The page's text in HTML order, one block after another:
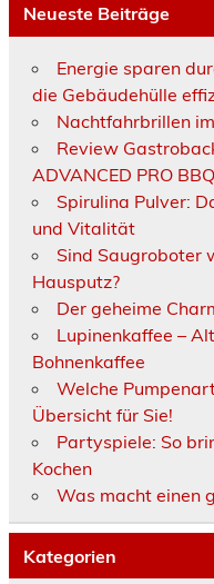
Neueste Beiträge
Energie sparen
die Gebäudehülle
Nachtfahrbrillen
Review
ADVANCED PRO BBQ
Spirulina Pulver:
und Vitalität
Sind Saugroboter
Hausputz?
Der geheime
Lupinenkaffee –
Bohnenkaffee
Welche
Übersicht für Sie!
Partyspiele: So
Kochen
Was macht einen
Kategorien